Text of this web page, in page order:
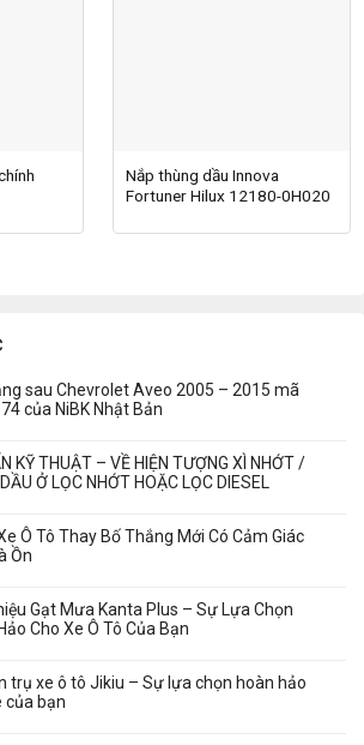
Nắp thùng dầu Innova
Fortuner Hilux 12180-0H020
sau Chevrolet Aveo 2005 – 2015 mã
của NiBK Nhật Bản
KỸ THUẬT – VỀ HIỆN TƯỢNG XÌ NHỚT /
Ở LỌC NHỚT HOẶC LỌC DIESEL
Ô Tô Thay Bố Thắng Mới Có Cảm Giác
Ồn
Gạt Mưa Kanta Plus – Sự Lựa Chọn
Cho Xe Ô Tô Của Bạn
trụ xe ô tô Jikiu – Sự lựa chọn hoàn hảo
của bạn